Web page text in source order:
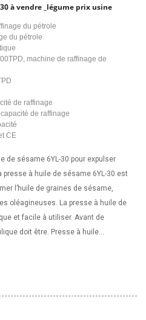
à vendre _légume prix usine
du pétrole
du pétrole
machine de raffinage de
de raffinage
de raffinage
CE
de sésame 6YL-30 pour expulser
presse à huile de sésame 6YL-30 est
l’huile de graines de sésame,
oléagineuses. La presse à huile de
et facile à utiliser. Avant de
doit être. Presse à huile
comestible végétale, huile
de presse d'extraction